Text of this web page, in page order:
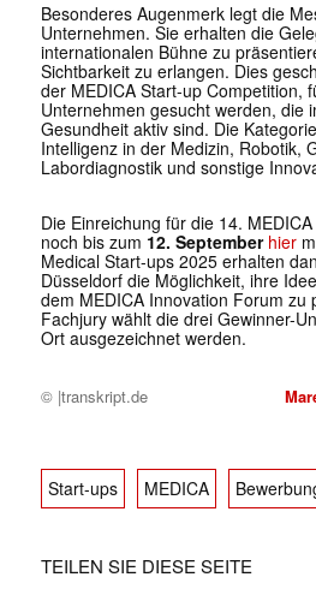
Besonderes Augenmerk legt die
Unternehmen. Sie erhalten die
internationalen Bühne zu
Sichtbarkeit zu erlangen. Dies
der MEDICA Start-up Competition,
Unternehmen gesucht werden, die
Gesundheit aktiv sind. Die
Intelligenz in der Medizin, Robotik,
Labordiagnostik und sonstige
Die Einreichung für die 14.
noch bis zum 12. September hier
Medical Start-ups 2025 erhalten
Düsseldorf die Möglichkeit, ihre
dem MEDICA Innovation Forum zu
Fachjury wählt die drei Gewinner-
Ort ausgezeichnet werden.
© |transkript.de
Start-ups MEDICA
TEILEN SIE DIESE SEITE